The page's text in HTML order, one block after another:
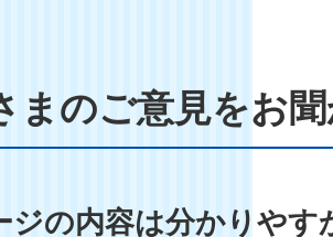
まのご意見をお
ジの内容は分かりやす